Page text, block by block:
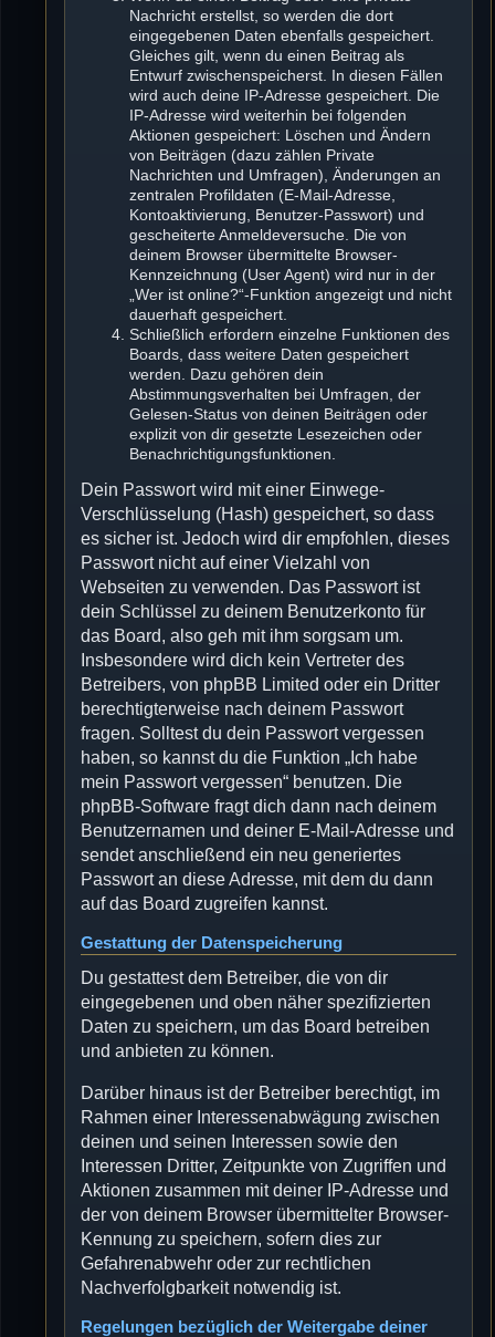
Nachricht erstellst, so werden die dort
eingegebenen Daten ebenfalls gespeichert.
Gleiches gilt, wenn du einen Beitrag als
Entwurf zwischenspeicherst. In diesen Fällen
wird auch deine IP-Adresse gespeichert. Die
IP-Adresse wird weiterhin bei folgenden
Aktionen gespeichert: Löschen und Ändern
von Beiträgen (dazu zählen Private
Nachrichten und Umfragen), Änderungen an
zentralen Profildaten (E-Mail-Adresse,
Kontoaktivierung, Benutzer-Passwort) und
gescheiterte Anmeldeversuche. Die von
deinem Browser übermittelte Browser-
Kennzeichnung (User Agent) wird nur in der
„Wer ist online?“-Funktion angezeigt und nicht
dauerhaft gespeichert.
Schließlich erfordern einzelne Funktionen des
Boards, dass weitere Daten gespeichert
werden. Dazu gehören dein
Abstimmungsverhalten bei Umfragen, der
Gelesen-Status von deinen Beiträgen oder
explizit von dir gesetzte Lesezeichen oder
Benachrichtigungsfunktionen.
Dein Passwort wird mit einer Einwege-
Verschlüsselung (Hash) gespeichert, so dass
es sicher ist. Jedoch wird dir empfohlen, dieses
Passwort nicht auf einer Vielzahl von
Webseiten zu verwenden. Das Passwort ist
dein Schlüssel zu deinem Benutzerkonto für
das Board, also geh mit ihm sorgsam um.
Insbesondere wird dich kein Vertreter des
Betreibers, von phpBB Limited oder ein Dritter
berechtigterweise nach deinem Passwort
fragen. Solltest du dein Passwort vergessen
haben, so kannst du die Funktion „Ich habe
mein Passwort vergessen“ benutzen. Die
phpBB-Software fragt dich dann nach deinem
Benutzernamen und deiner E-Mail-Adresse und
sendet anschließend ein neu generiertes
Passwort an diese Adresse, mit dem du dann
auf das Board zugreifen kannst.
Gestattung der Datenspeicherung
Du gestattest dem Betreiber, die von dir
eingegebenen und oben näher spezifizierten
Daten zu speichern, um das Board betreiben
und anbieten zu können.
Darüber hinaus ist der Betreiber berechtigt, im
Rahmen einer Interessenabwägung zwischen
deinen und seinen Interessen sowie den
Interessen Dritter, Zeitpunkte von Zugriffen und
Aktionen zusammen mit deiner IP-Adresse und
der von deinem Browser übermittelter Browser-
Kennung zu speichern, sofern dies zur
Gefahrenabwehr oder zur rechtlichen
Nachverfolgbarkeit notwendig ist.
Regelungen bezüglich der Weitergabe deiner